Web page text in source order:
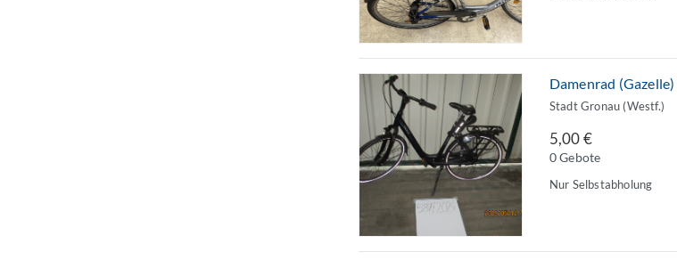
Damenrad (Gazelle)
Stadt Gronau (Westf.)
5,00 €
0 Gebote
Nur Selbstabholung